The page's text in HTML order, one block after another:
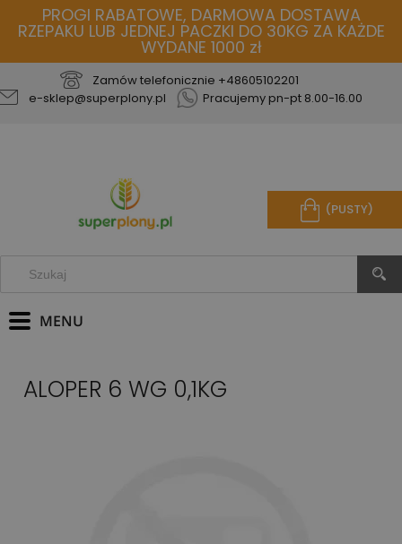
PROGI RABATOWE, DARMOWA DOSTAWA
RZEPAKU LUB JEDNEJ PACZKI DO 30KG ZA KAŻDE
WYDANE 1000 zł
Zamów telefonicznie +48605102201
e-sklep@superplony.pl
Pracujemy pn-pt 8.00-16.00
(PUSTY)
ALOPER 6 WG 0,1KG